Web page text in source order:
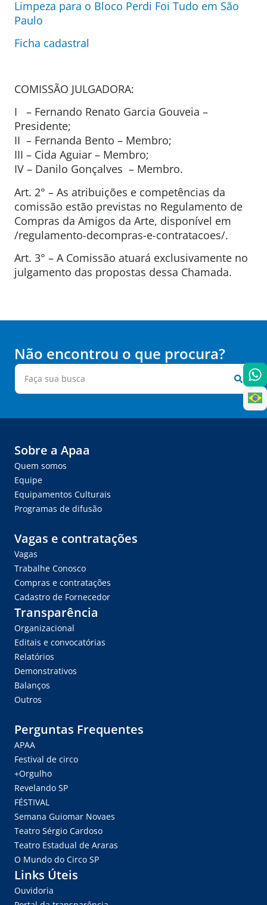
Limpeza para o Bloco Perdi Foi Tudo em São
Paulo
Ficha cadastral
COMISSÃO JULGADORA:
I – Fernando Renato Garcia Gouveia –
Presidente;
II – Fernanda Bento – Membro;
III – Cida Aguiar – Membro;
IV – Danilo Gonçalves – Membro.
Art. 2° – As atribuições e competências da
comissão estão previstas no Regulamento de
Compras da Amigos da Arte, disponível em
/regulamento-decompras-e-contratacoes/.
Art. 3° – A Comissão atuará exclusivamente no
julgamento das propostas dessa Chamada.
Não encontrou o que procura?
Sobre a Apaa
Quem somos
Equipe
Equipamentos Culturais
Programas de difusão
Vagas e contratações
Vagas
Trabalhe Conosco
Compras e contratações
Cadastro de Fornecedor
Transparência
Organizacional
Editais e convocatórias
Relatórios
Demonstrativos
Balanços
Outros
Perguntas Frequentes
APAA
Festival de circo
+Orgulho
Revelando SP
FÉSTIVAL
Semana Guiomar Novaes
Teatro Sérgio Cardoso
Teatro Estadual de Araras
O Mundo do Circo SP
Links Úteis
Ouvidoria